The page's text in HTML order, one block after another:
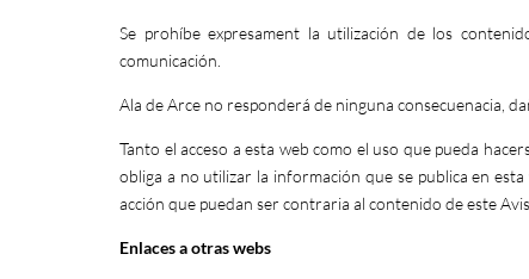
Se prohíbe expresament la utilización de los
comunicación.
Ala de Arce no responderá de ninguna consecuenacia,
Tanto el acceso a esta web como el uso que pueda
obliga a no utilizar la información que se publica en
acción que puedan ser contraria al contenido de este A
Enlaces a otras webs